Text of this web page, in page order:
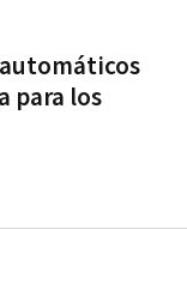
para los